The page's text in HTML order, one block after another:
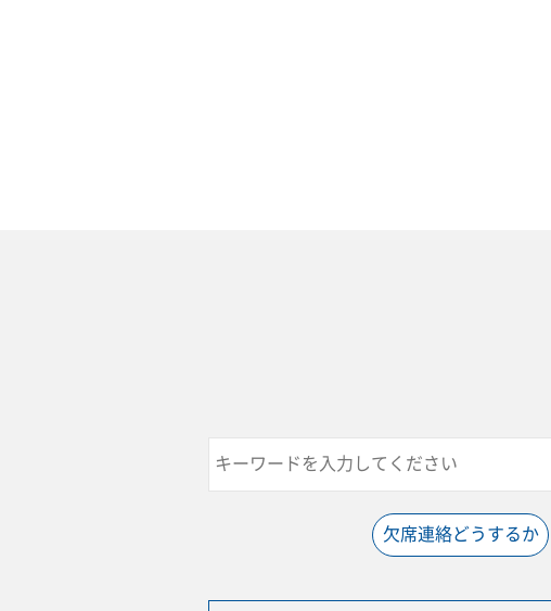
欠席連絡どうするか